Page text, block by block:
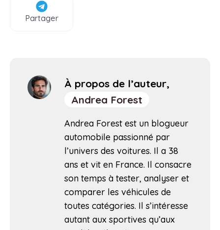
Partager
À propos de l’auteur,
Andrea Forest
Andrea Forest est un blogueur
automobile passionné par
l’univers des voitures. Il a 38
ans et vit en France. Il consacre
son temps à tester, analyser et
comparer les véhicules de
toutes catégories. Il s’intéresse
autant aux sportives qu’aux